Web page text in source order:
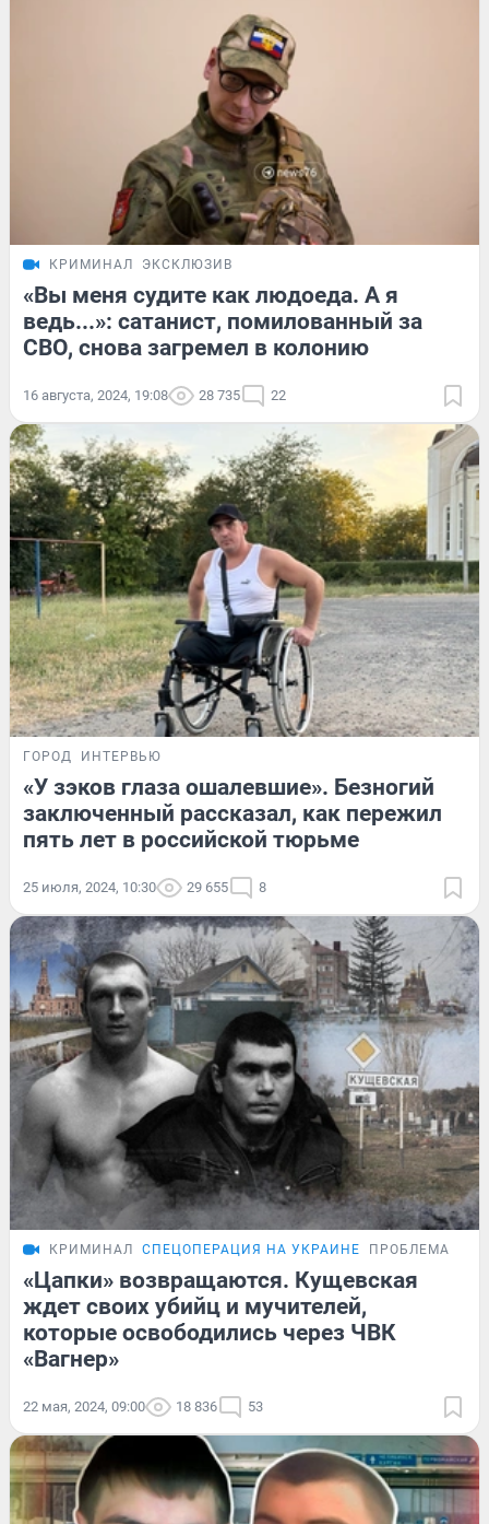
КРИМИНАЛ ЭКСКЛЮЗИВ
«Вы меня судите как людоеда. А я
ведь...»: сатанист, помилованный за
СВО, снова загремел в колонию
16 августа, 2024, 19:08 28 735 22
ГОРОД ИНТЕРВЬЮ
«У зэков глаза ошалевшие». Безногий
заключенный рассказал, как пережил
пять лет в российской тюрьме
25 июля, 2024, 10:30 29 655 8
КРИМИНАЛ СПЕЦОПЕРАЦИЯ НА УКРАИНЕ ПРОБЛЕМА
«Цапки» возвращаются. Кущевская
ждет своих убийц и мучителей,
которые освободились через ЧВК
«Вагнер»
22 мая, 2024, 09:00 18 836 53